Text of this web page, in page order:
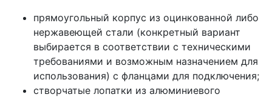
прямоугольный корпус из оцинкованной либо
нержавеющей стали (конкретный вариант
выбирается в соответствии с техническими
требованиями и возможным назначением для
использования) с фланцами для подключения;
створчатые лопатки из алюминиевого